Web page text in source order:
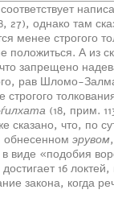
27), однако там
менее строгого
положиться. А из
запрещено
рав Шломо-
(18, прим.
сказано, что, по
обнесенном эрувом
в виде «подобия
16
закона, когда